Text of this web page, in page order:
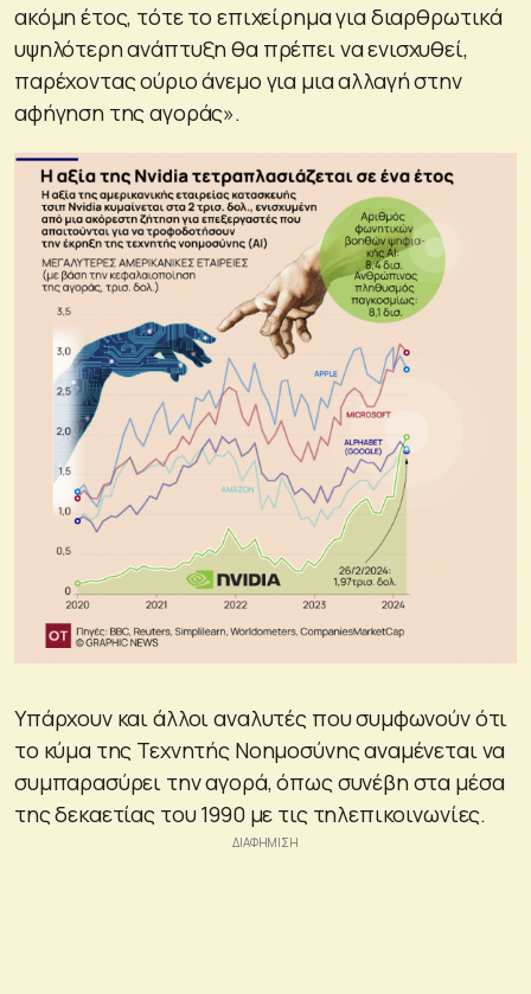
ακόμη έτος, τότε το επιχείρημα για διαρθρωτικά
υψηλότερη ανάπτυξη θα πρέπει να ενισχυθεί,
παρέχοντας ούριο άνεμο για μια αλλαγή στην
αφήγηση της αγοράς».
Υπάρχουν και άλλοι αναλυτές που συμφωνούν ότι
το κύμα της Τεχνητής Νοημοσύνης αναμένεται να
συμπαρασύρει την αγορά, όπως συνέβη στα μέσα
της δεκαετίας του 1990 με τις τηλεπικοινωνίες.